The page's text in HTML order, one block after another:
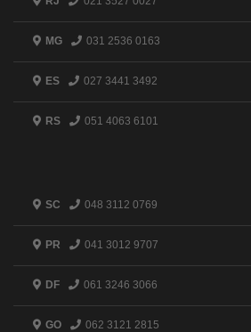
MG 031 2536 0163
ES 027 3441 3492
RS 051 4063 6101
SC 048 3112 0769
PR 041 3012 9707
DF 061 3246 3066
GO 062 3121 2815